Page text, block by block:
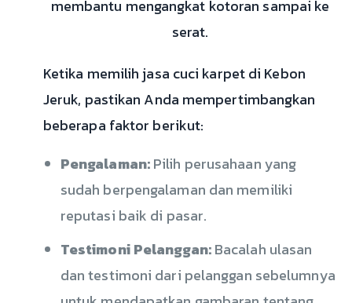
membantu mengangkat kotoran sampai ke
serat.
Ketika memilih jasa cuci karpet di Kebon
Jeruk, pastikan Anda mempertimbangkan
beberapa faktor berikut:
Pengalaman:Pilih perusahaan yang
sudah berpengalaman dan memiliki
reputasi baik di pasar.
Testimoni Pelanggan:Bacalah ulasan
dan testimoni dari pelanggan sebelumnya